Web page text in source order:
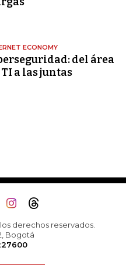
ECONOMY
del área
TI a las juntas
derechos reservados.
Bogotá